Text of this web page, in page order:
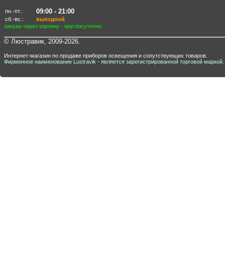
пн.-пт.: 09:00 - 21:00
сб.-вс.:
выходной
заказы через корзину - круглосуточно
© Люстравик, 2009-2026.
Интернет-магазин по продаже приборов освещения и сопутствующих товаров.
Фирменное наименование Lustravik - является зарегистрированной торговой